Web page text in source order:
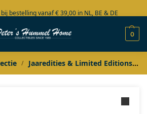
bestelling vanaf € 39,00 in NL, BE & DE
collectie in voorraad
0
/ Jaaredities & Limited Editions